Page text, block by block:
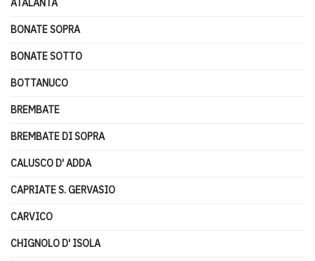
ATALANTA
BONATE SOPRA
BONATE SOTTO
BOTTANUCO
BREMBATE
BREMBATE DI SOPRA
CALUSCO D' ADDA
CAPRIATE S. GERVASIO
CARVICO
CHIGNOLO D' ISOLA